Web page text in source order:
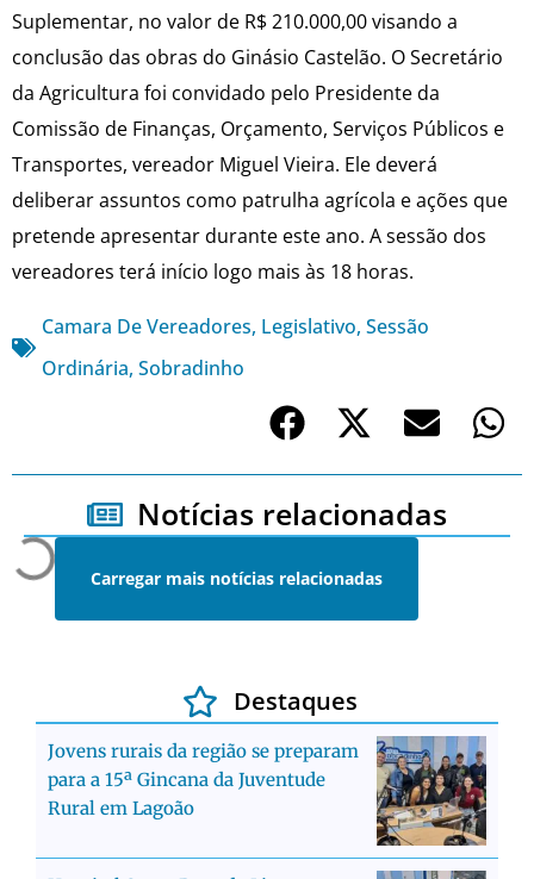
Suplementar, no valor de R$ 210.000,00 visando a
conclusão das obras do Ginásio Castelão. O Secretário
da Agricultura foi convidado pelo Presidente da
Comissão de Finanças, Orçamento, Serviços Públicos e
Transportes, vereador Miguel Vieira. Ele deverá
deliberar assuntos como patrulha agrícola e ações que
pretende apresentar durante este ano. A sessão dos
vereadores terá início logo mais às 18 horas.
Camara De Vereadores, Legislativo, Sessão
Ordinária, Sobradinho
Notícias relacionadas
Carregar mais notícias relacionadas
Destaques
Jovens rurais da região se preparam
para a 15ª Gincana da Juventude
Rural em Lagoão